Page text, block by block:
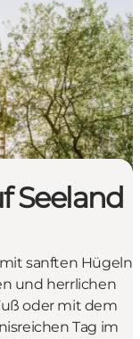
Seeland
sanften Hügeln
und herrlichen
oder mit dem
Tag im